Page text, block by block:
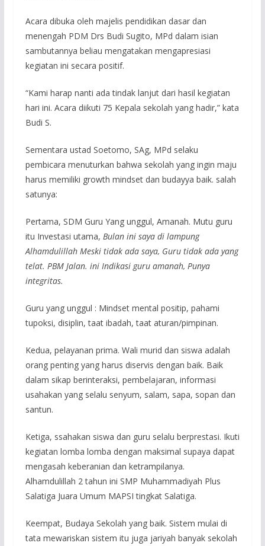
Acara dibuka oleh majelis pendidikan dasar dan
menengah PDM Drs Budi Sugito, MPd dalam isian
sambutannya beliau mengatakan mengapresiasi
kegiatan ini secara positif.
“Kami harap nanti ada tindak lanjut dari hasil kegiatan
hari ini. Acara diikuti 75 Kepala sekolah yang hadir,” kata
Budi S.
Sementara ustad Soetomo, SAg, MPd selaku
pembicara menuturkan bahwa sekolah yang ingin maju
harus memiliki growth mindset dan budayya baik. salah
satunya:
Pertama, SDM Guru Yang unggul, Amanah. Mutu guru
itu Investasi utama, Bulan ini saya di lampung
Alhamdulillah Meski tidak ada saya, Guru tidak ada yang
telat. PBM Jalan. ini Indikasi guru amanah, Punya
integritas.
Guru yang unggul : Mindset mental positip, pahami
tupoksi, disiplin, taat ibadah, taat aturan/pimpinan.
Kedua, pelayanan prima. Wali murid dan siswa adalah
orang penting yang harus diservis dengan baik. Baik
dalam sikap berinteraksi, pembelajaran, informasi
usahakan yang selalu senyum, salam, sapa, sopan dan
santun.
Ketiga, ssahakan siswa dan guru selalu berprestasi. Ikuti
kegiatan lomba lomba dengan maksimal supaya dapat
mengasah keberanian dan ketrampilanya.
Alhamdulillah 2 tahun ini SMP Muhammadiyah Plus
Salatiga Juara Umum MAPSI tingkat Salatiga.
Keempat, Budaya Sekolah yang baik. Sistem mulai di
tata mewariskan sistem itu juga jariyah banyak sekolah